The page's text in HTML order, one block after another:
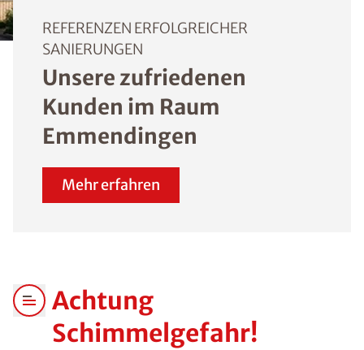
REFERENZEN ERFOLGREICHER
SANIERUNGEN
Unsere zufriedenen
Kunden im Raum
Emmendingen
Mehr erfahren
Achtung
Schimmelgefahr!